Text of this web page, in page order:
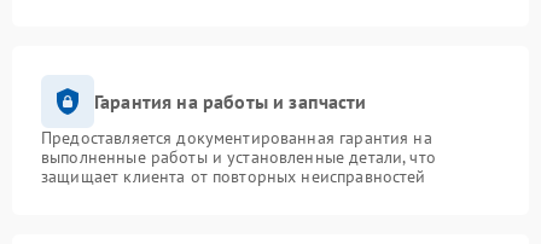
Гарантия на работы и запчасти
Предоставляется документированная гарантия на
выполненные работы и установленные детали, что
защищает клиента от повторных неисправностей